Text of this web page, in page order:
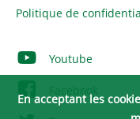
Politique de
Youtube
Facebook
En acceptant les